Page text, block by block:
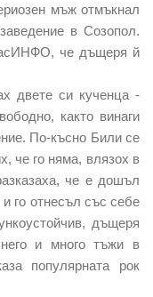
мъж отмъкнал
в Созопол.
че дъщеря й
двете си кученца -
както винаги
По-късно Били се
че го няма, влязох в
че е дошъл
го отнесъл със себе
дъщеря
и много тъжи в
популярната рок